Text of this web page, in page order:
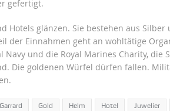
gefertigt.
Hotels glänzen. Sie bestehen aus
der Einnahmen geht an wohltätige
Navy und die Royal Marines Charity, die
Die goldenen Würfel dürfen fallen.
Garrard Gold Helm Hotel Juwelier